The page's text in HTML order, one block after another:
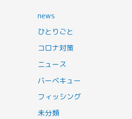
news
ひとりごと
コロナ対策
ニュース
バーベキュー
フィッシング
未分類